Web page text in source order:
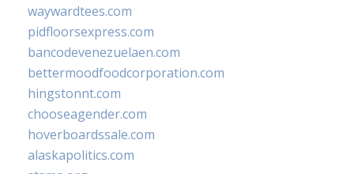
waywardtees.com
pidfloorsexpress.com
bancodevenezuelaen.com
bettermoodfoodcorporation.com
hingstonnt.com
chooseagender.com
hoverboardssale.com
alaskapolitics.com